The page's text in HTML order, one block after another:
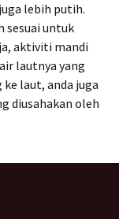
lebih putih.
sesuai untuk
aktiviti mandi
lautnya yang
laut, anda juga
diusahakan oleh